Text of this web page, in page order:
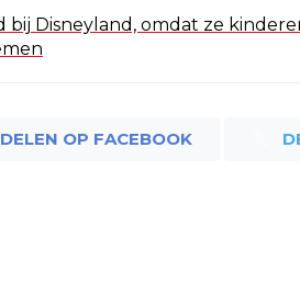
bij Disneyland, omdat ze
DELEN OP FACEBOOK